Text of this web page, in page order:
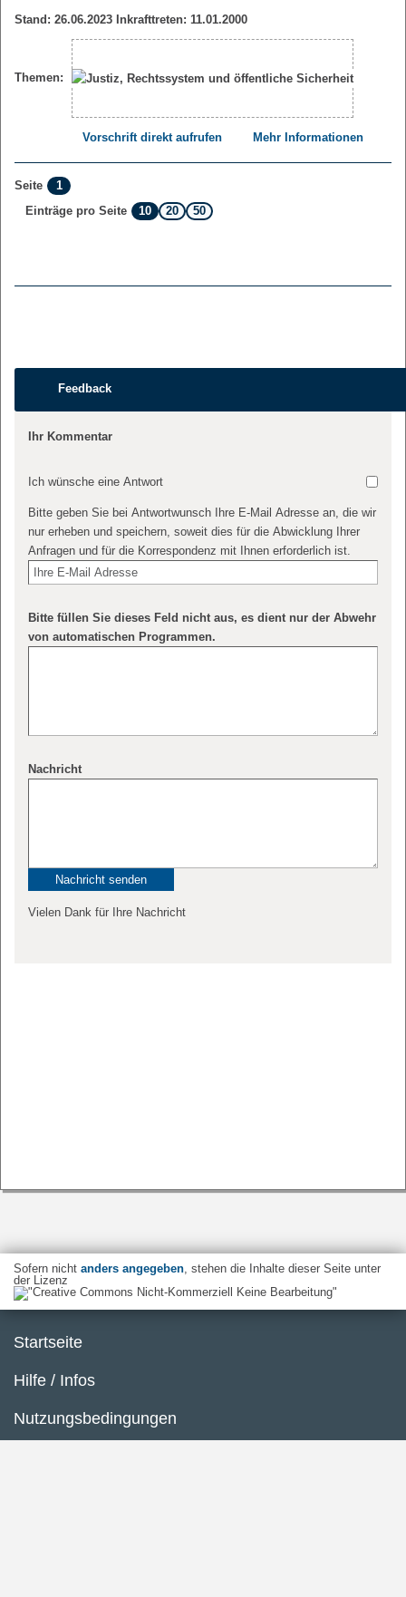
Stand: 26.06.2023 Inkrafttreten: 11.01.2000
Themen:
Vorschrift direkt aufrufen Mehr Informationen
Seite
1
Einträge pro Seite
10 20 50
Feedback
Ihr Kommentar
Ich wünsche eine Antwort
Bitte geben Sie bei Antwortwunsch Ihre E-Mail Adresse an, die wir
nur erheben und speichern, soweit dies für die Abwicklung Ihrer
Anfragen und für die Korrespondenz mit Ihnen erforderlich ist.
Bitte füllen Sie dieses Feld nicht aus, es dient nur der Abwehr
von automatischen Programmen.
Nachricht
Vielen Dank für Ihre Nachricht
Sofern nicht anders angegeben, stehen die Inhalte dieser Seite unter
der Lizenz
Startseite
Hilfe / Infos
Nutzungsbedingungen